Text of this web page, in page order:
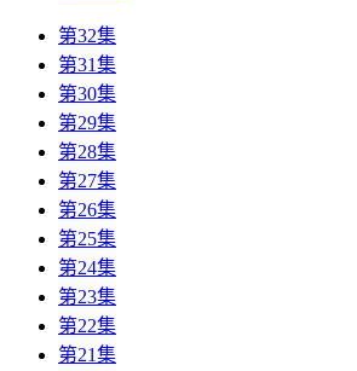
第32集
第31集
第30集
第29集
第28集
第27集
第26集
第25集
第24集
第23集
第22集
第21集